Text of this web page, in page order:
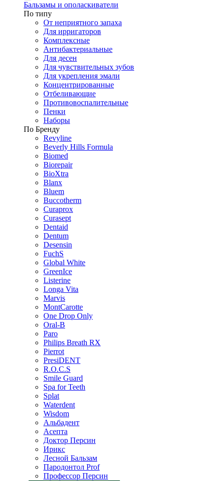
Бальзамы и ополаскиватели
По типу
От неприятного запаха
Для ирригаторов
Комплексные
Антибактериальные
Для десен
Для чувствительных зубов
Для укрепления эмали
Концентрированные
Отбеливающие
Противовоспалительные
Пенки
Наборы
По Бренду
Revyline
Beverly Hills Formula
Biomed
Biorepair
BioXtra
Blanx
Bluem
Buccotherm
Curaprox
Curasept
Dentaid
Dentum
Desensin
FuchS
Global White
GreenIce
Listerine
Longa Vita
Marvis
MontCarotte
One Drop Only
Oral-B
Paro
Philips Breath RX
Pierrot
PresiDENT
R.O.C.S
Smile Guard
Spa for Teeth
Splat
Waterdent
Wisdom
Альбадент
Асепта
Доктор Персин
Ирикс
Лесной Бальзам
Пародонтол Prof
Профессор Персин